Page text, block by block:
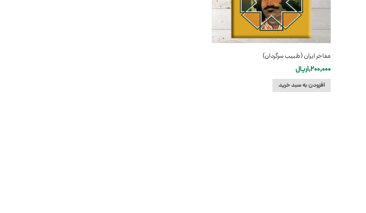
مفاخر ایران (طبیب سرگردان)
1,200,000ریال
افزودن به سبد خرید